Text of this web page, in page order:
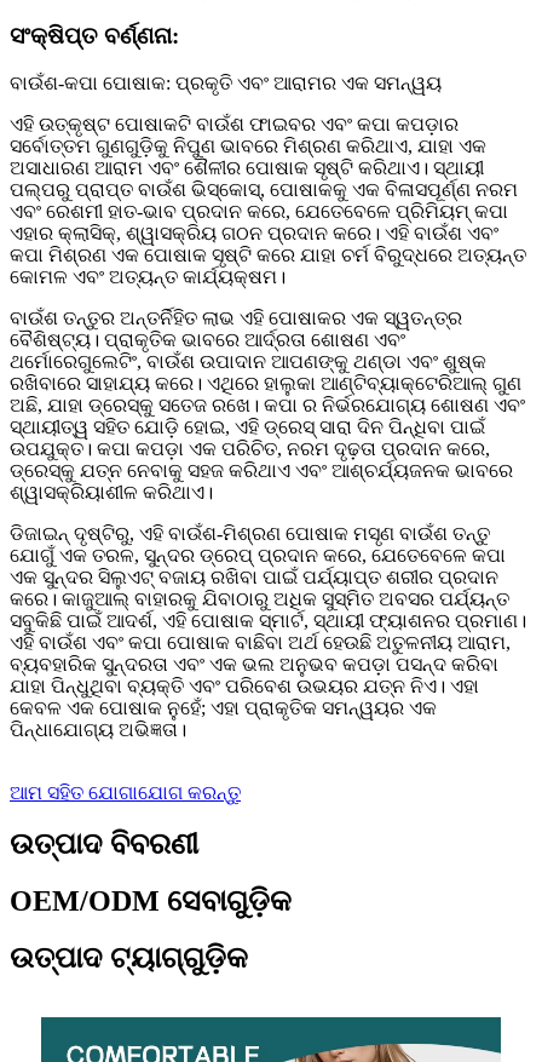
ସଂକ୍ଷିପ୍ତ ବର୍ଣ୍ଣନା:
ବାଉଁଶ-କପା ପୋଷାକ: ପ୍ରକୃତି ଏବଂ ଆରାମର ଏକ ସମନ୍ୱୟ
ଏହି ଉତ୍କୃଷ୍ଟ ପୋଷାକଟି ବାଉଁଶ ଫାଇବର ଏବଂ କପା କପଡ଼ାର
ସର୍ବୋତ୍ତମ ଗୁଣଗୁଡ଼ିକୁ ନିପୁଣ ଭାବରେ ମିଶ୍ରଣ କରିଥାଏ, ଯାହା ଏକ
ଅସାଧାରଣ ଆରାମ ଏବଂ ଶୈଳୀର ପୋଷାକ ସୃଷ୍ଟି କରିଥାଏ। ସ୍ଥାୟୀ
ପଲ୍ପରୁ ପ୍ରାପ୍ତ ବାଉଁଶ ଭିସ୍କୋସ୍, ପୋଷାକକୁ ଏକ ବିଳାସପୂର୍ଣ୍ଣ ନରମ
ଏବଂ ରେଶମୀ ହାତ-ଭାବ ପ୍ରଦାନ କରେ, ଯେତେବେଳେ ପ୍ରିମିୟମ୍ କପା
ଏହାର କ୍ଲାସିକ୍, ଶ୍ୱାସକ୍ରିୟ ଗଠନ ପ୍ରଦାନ କରେ। ଏହି ବାଉଁଶ ଏବଂ
କପା ମିଶ୍ରଣ ଏକ ପୋଷାକ ସୃଷ୍ଟି କରେ ଯାହା ଚର୍ମ ବିରୁଦ୍ଧରେ ଅତ୍ୟନ୍ତ
କୋମଳ ଏବଂ ଅତ୍ୟନ୍ତ କାର୍ଯ୍ୟକ୍ଷମ।
ବାଉଁଶ ତନ୍ତୁର ଅନ୍ତର୍ନିହିତ ଲାଭ ଏହି ପୋଷାକର ଏକ ସ୍ୱତନ୍ତ୍ର
ବୈଶିଷ୍ଟ୍ୟ। ପ୍ରାକୃତିକ ଭାବରେ ଆର୍ଦ୍ରତା ଶୋଷଣ ଏବଂ
ଥର୍ମୋରେଗୁଲେଟିଂ, ବାଉଁଶ ଉପାଦାନ ଆପଣଙ୍କୁ ଥଣ୍ଡା ଏବଂ ଶୁଷ୍କ
ରଖିବାରେ ସାହାଯ୍ୟ କରେ। ଏଥିରେ ହାଲୁକା ଆଣ୍ଟିବ୍ୟାକ୍ଟେରିଆଲ୍ ଗୁଣ
ଅଛି, ଯାହା ଡ୍ରେସ୍କୁ ସତେଜ ରଖେ। କପା ର ନିର୍ଭରଯୋଗ୍ୟ ଶୋଷଣ ଏବଂ
ସ୍ଥାୟୀତ୍ୱ ସହିତ ଯୋଡ଼ି ହୋଇ, ଏହି ଡ୍ରେସ୍ ସାରା ଦିନ ପିନ୍ଧିବା ପାଇଁ
ଉପଯୁକ୍ତ। କପା କପଡ଼ା ଏକ ପରିଚିତ, ନରମ ଦୃଢ଼ତା ପ୍ରଦାନ କରେ,
ଡ୍ରେସ୍କୁ ଯତ୍ନ ନେବାକୁ ସହଜ କରିଥାଏ ଏବଂ ଆଶ୍ଚର୍ଯ୍ୟଜନକ ଭାବରେ
ଶ୍ୱାସକ୍ରିୟାଶୀଳ କରିଥାଏ।
ଡିଜାଇନ୍ ଦୃଷ୍ଟିରୁ, ଏହି ବାଉଁଶ-ମିଶ୍ରଣ ପୋଷାକ ମସୃଣ ବାଉଁଶ ତନ୍ତୁ
ଯୋଗୁଁ ଏକ ତରଳ, ସୁନ୍ଦର ଡ୍ରେପ୍ ପ୍ରଦାନ କରେ, ଯେତେବେଳେ କପା
ଏକ ସୁନ୍ଦର ସିଲୁଏଟ୍ ବଜାୟ ରଖିବା ପାଇଁ ପର୍ଯ୍ୟାପ୍ତ ଶରୀର ପ୍ରଦାନ
କରେ। କାଜୁଆଲ୍ ବାହାରକୁ ଯିବାଠାରୁ ଅଧିକ ସୁସ୍ମିତ ଅବସର ପର୍ଯ୍ୟନ୍ତ
ସବୁକିଛି ପାଇଁ ଆଦର୍ଶ, ଏହି ପୋଷାକ ସ୍ମାର୍ଟ, ସ୍ଥାୟୀ ଫ୍ୟାଶନର ପ୍ରମାଣ।
ଏହି ବାଉଁଶ ଏବଂ କପା ପୋଷାକ ବାଛିବା ଅର୍ଥ ହେଉଛି ଅତୁଳନୀୟ ଆରାମ,
ବ୍ୟବହାରିକ ସୁନ୍ଦରତା ଏବଂ ଏକ ଭଲ ଅନୁଭବ କପଡ଼ା ପସନ୍ଦ କରିବା
ଯାହା ପିନ୍ଧୁଥିବା ବ୍ୟକ୍ତି ଏବଂ ପରିବେଶ ଉଭୟର ଯତ୍ନ ନିଏ। ଏହା
କେବଳ ଏକ ପୋଷାକ ନୁହେଁ; ଏହା ପ୍ରାକୃତିକ ସମନ୍ୱୟର ଏକ
ପିନ୍ଧାଯୋଗ୍ୟ ଅଭିଜ୍ଞତା।
ଆମ ସହିତ ଯୋଗାଯୋଗ କରନ୍ତୁ
ଉତ୍ପାଦ ବିବରଣୀ
OEM/ODM ସେବାଗୁଡ଼ିକ
ଉତ୍ପାଦ ଟ୍ୟାଗ୍‌ଗୁଡ଼ିକ